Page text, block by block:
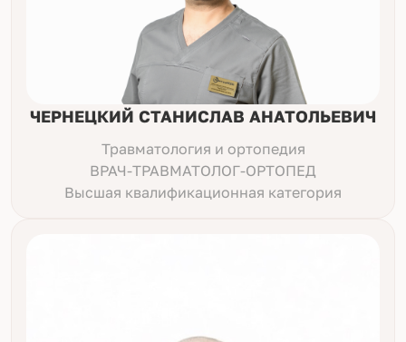
ЧЕРНЕЦКИЙ СТАНИСЛАВ АНАТОЛЬЕВИЧ
Травматология и ортопедия
ВРАЧ-ТРАВМАТОЛОГ-ОРТОПЕД
Высшая квалификационная категория